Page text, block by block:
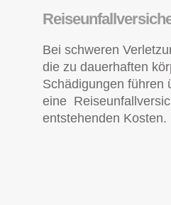
Bei schweren
die zu dauerhaften
Schädigungen führen
eine
entstehenden Kosten.